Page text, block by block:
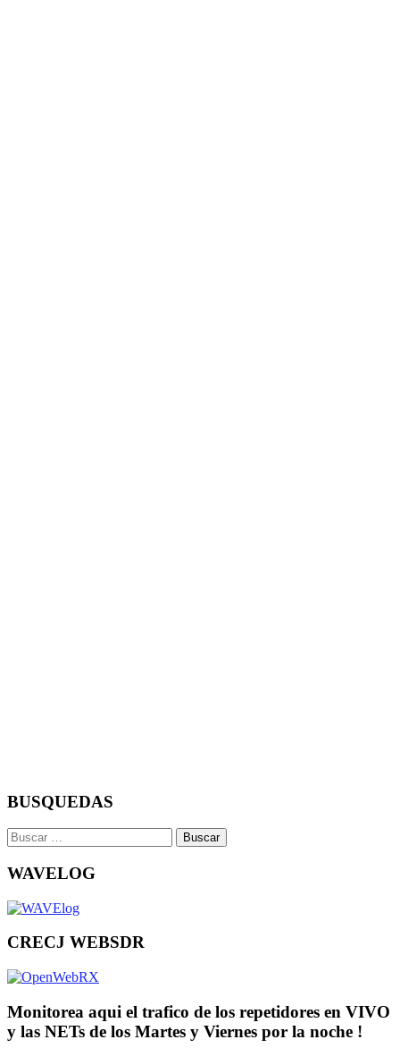
BUSQUEDAS
Buscar:
WAVELOG
CRECJ WEBSDR
Monitorea aqui el trafico de los repetidores en VIVO
y las NETs de los Martes y Viernes por la noche !